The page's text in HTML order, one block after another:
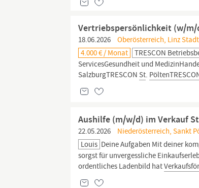
Vertriebspersönlichkeit (w/m/
18.06.2026
Oberösterreich, Linz
4.000 € / Monat
TRESCON
ServicesGesundheit und
SalzburgTRESCON St.
Aushilfe (m/w/d) im Verkauf
22.05.2026
Niederösterreich, Sankt
Louis Deine Aufgaben Mit deiner
sorgst für unvergessliche
ordentliches Ladenbild hat